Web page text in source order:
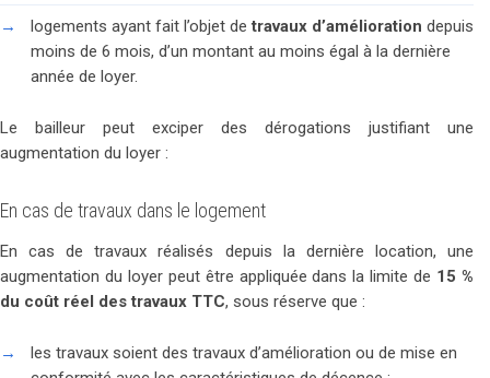
logements ayant fait l’objet detravaux d’amélioration depuis
moins de 6 mois, d’un montant au moins égal à la dernière
année de loyer.
Le bailleur peut exciper des dérogations justifiant une
augmentation du loyer :
En cas de travaux dans le logement
En cas de travaux réalisés depuis la dernière location, une
augmentation du loyer peut être appliquée dans la limite de 15 %
du coût réel des travaux TTC, sous réserve que :
les travaux soient des travaux d’amélioration ou de mise en